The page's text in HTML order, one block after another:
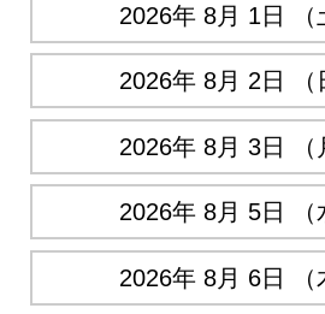
2026年 8月 1日 （
2026年 8月 2日 （
2026年 8月 3日 （
2026年 8月 5日 （
2026年 8月 6日 （